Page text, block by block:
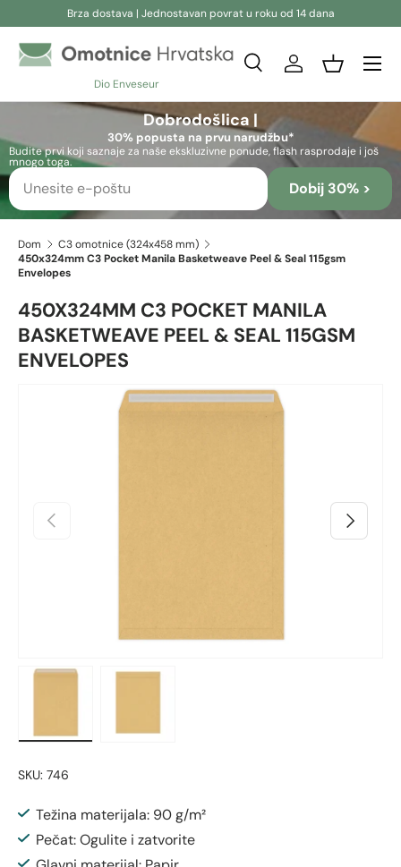
Brza dostava | Jednostavan povrat u roku od 14 dana
Dio Enveseur
Pretraživanje
Pretraživanje
Pretraživanje
PrijavaKošara
Dobrodošlica |
30% popusta na prvu narudžbu*
Budite prvi koji saznaje za naše ekskluzivne ponude, flash rasprodaje i još
mnogo toga.
Dobij 30% >
Dom
C3 omotnice (324x458 mm)
450x324mm C3 Pocket Manila Basketweave Peel & Seal 115gsm
Envelopes
450X324MM C3 POCKET MANILA
BASKETWEAVE PEEL & SEAL 115GSM
ENVELOPES
Preskoči na informacije o proizvodu
Prethodno Sljedeći
SKU: 746
Težina materijala: 90 g/m²
Pečat: Ogulite i zatvorite